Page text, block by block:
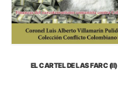
EL CARTEL DE LAS FARC (II)